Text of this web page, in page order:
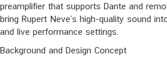
preamplifier that supports Dante and
bring Rupert Neve’s high-quality sound
and live performance settings.
Background and Design Concept